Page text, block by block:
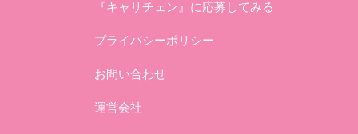
『キャリチェン』に応募してみる
プライバシーポリシー
お問い合わせ
運営会社